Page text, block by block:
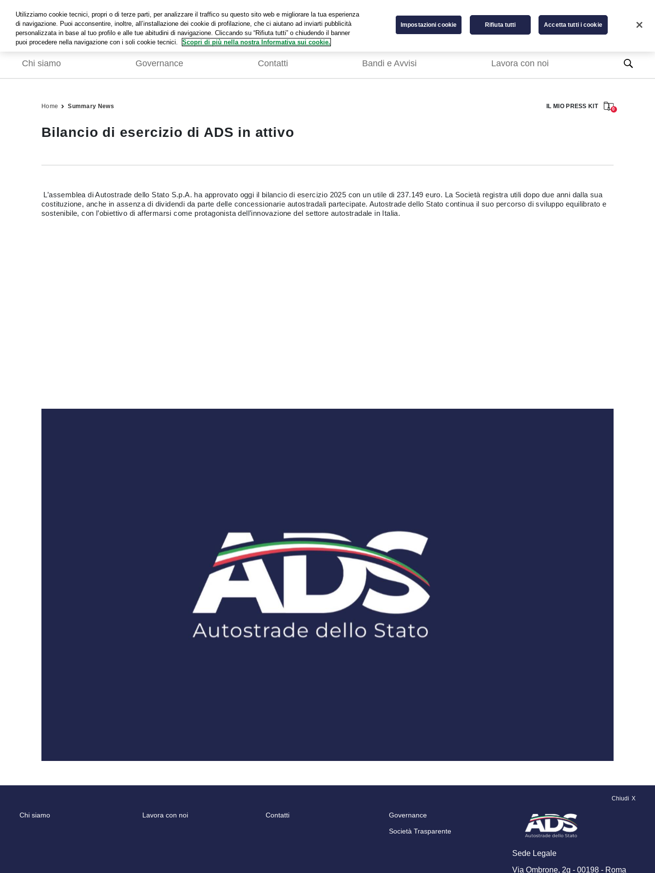
A A A
Chi siamo Governance Contatti Bandi e Avvisi Lavora con noi
Home Summary News IL MIO PRESS KIT 0
Bilancio di esercizio di ADS in attivo
L’assemblea di Autostrade dello Stato S.p.A. ha approvato oggi il bilancio di esercizio 2025 con un utile di 237.149 euro. La Società registra utili dopo due anni dalla sua
costituzione, anche in assenza di dividendi da parte delle concessionarie autostradali partecipate. Autostrade dello Stato continua il suo percorso di sviluppo equilibrato e
sostenibile, con l’obiettivo di affermarsi come protagonista dell’innovazione del settore autostradale in Italia.
Chiudi
Chi siamo Lavora con noi Contatti Governance
Società Trasparente
Sede Legale
Via Ombrone, 2g - 00198 - Roma
Utilizziamo cookie tecnici, propri o di terze parti, per analizzare il traffico su questo sito web e migliorare la tua esperienza
di navigazione. Puoi acconsentire, inoltre, all’installazione dei cookie di profilazione, che ci aiutano ad inviarti pubblicità
personalizzata in base al tuo profilo e alle tue abitudini di navigazione. Cliccando su “Rifiuta tutti” o chiudendo il banner
puoi procedere nella navigazione con i soli cookie tecnici.
Scopri di più nella nostra Informativa sui cookie.
Impostazioni cookie Rifiuta tutti Accetta tutti i cookie